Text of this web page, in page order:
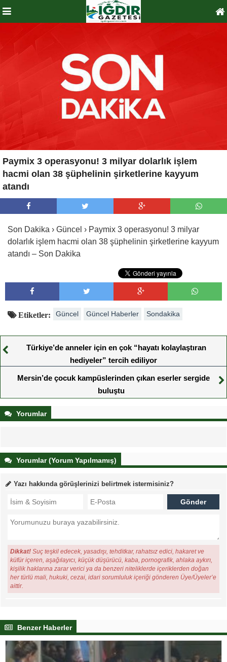
Paymix 3 operasyonu! 3 milyar dolarlık işlem
hacmi olan 38 şüphelinin şirketlerine kayyum
atandı
Son Dakika › Güncel › Paymix 3 operasyonu! 3 milyar
dolarlık işlem hacmi olan 38 şüphelinin şirketlerine kayyum
atandı – Son Dakika
Etiketler: Güncel Güncel Haberler Sondakika
Türkiye’de anneler için en çok “hayatı kolaylaştıran
hediyeler” tercih ediliyor
Mersin’de çocuk kampüslerinden çıkan eserler sergide
buluştu
Yorumlar
Yorumlar (Yorum Yapılmamış)
Yazı hakkında görüşlerinizi belirtmek istermisiniz?
Dikkat! Suç teşkil edecek, yasadışı, tehditkar, rahatsız edici, hakaret ve
küfür içeren, aşağılayıcı, küçük düşürücü, kaba, pornografik, ahlaka aykırı,
kişilik haklarına zarar verici ya da benzeri niteliklerde içeriklerden doğan
her türlü mali, hukuki, cezai, idari sorumluluk içeriği gönderen Üye/Üyeler’e
aittir.
Benzer Haberler